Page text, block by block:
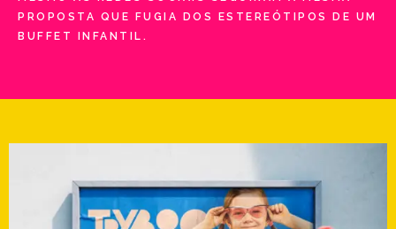
PROPOSTA QUE FUGIA DOS ESTEREÓTIPOS DE UM
BUFFET INFANTIL.